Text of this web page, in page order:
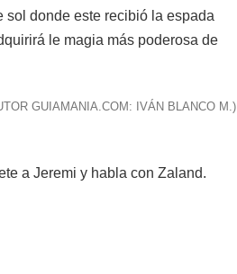
sol donde este recibió la espada
le magia más poderosa de
GUIAMANIA.COM: IVÁN BLANCO M.)
a Jeremi y habla con Zaland.